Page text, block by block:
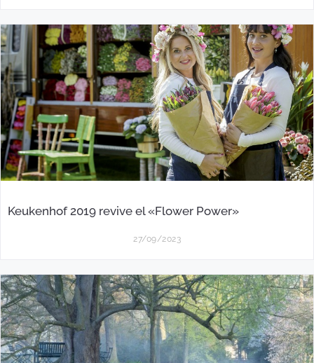
Keukenhof 2019 revive el «Flower Power»
27/09/2023